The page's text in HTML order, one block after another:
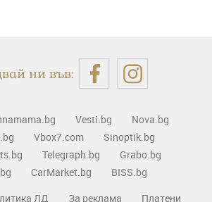
ни във:
Vesti.bg
Nova.bg
Vbox7.com
Sinoptik.bg
Telegraph.bg
Grabo.bg
CarMarket.bg
BISS.bg
ЛД За реклама Платени